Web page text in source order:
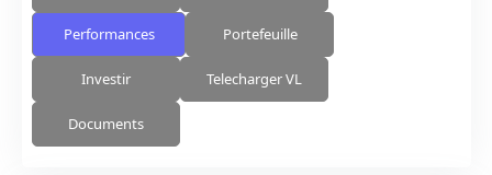
Performances Portefeuille
Investir Telecharger VL
Documents